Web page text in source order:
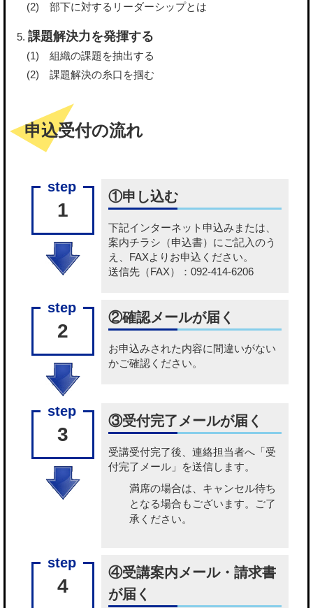
部下に対するリーダーシップとは
課題解決力を発揮する
組織の課題を抽出する
課題解決の糸口を掴む
申込受付の流れ
1
①申し込む
下記インターネット申込み または、
案内チラシ（申込書） にご記入のう
え、FAXよりお申込ください。
送信先（FAX）：092-414-6206
2
②確認メールが届く
お申込みされた内容に間違いがない
かご確認ください。
3
③受付完了メールが届く
受講受付完了後、連絡担当者へ「受
付完了メール」を送信します。
満席の場合は、キャンセル待ち
となる場合もございます。ご了
承ください。
4
④受講案内メール・請求書
が届く